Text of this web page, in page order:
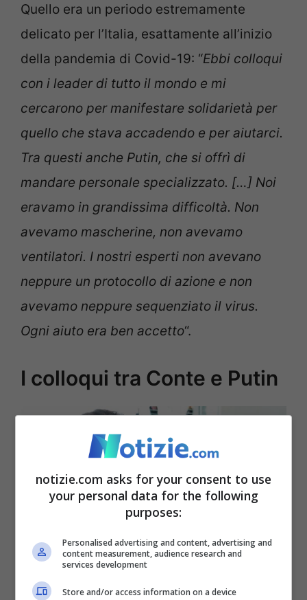
Quello era un periodo estremamente
delicato per l’Italia, esattamente all’inizio
della pandemia di Covid-19: “Ebbi colloqui
con i leader di tutto il mondo e mi
cercarono per manifestare solidarietà per
quello che stava accadendo e per aiutarci.
Tra questi anche Putin, che si offrì di
mandare personale specializzato. […] Noi
eravamo in grandissima difficoltà. Non
avevamo mascherine, non avevamo
ventilatori. I nostri esperti non avevano
neppure un protocollo di azione e non
avevamo neppure sequenziato il virus.
Ogni aiuto era ben accetto“.
I colloqui tra Conte e Putin
Giuseppe Conte, ex premier italiano, in un incontro a
notizie.com asks for your consent to use
your personal data for the following
purposes:
Personalised advertising and content, advertising and
content measurement, audience research and
services development
Store and/or access information on a device